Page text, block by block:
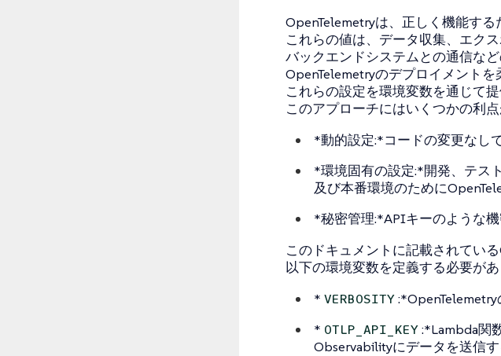
OpenTelemetryは、正しく機能する
これらの値は、データ収集、エクス
バックエンドシステムとの通信など
OpenTelemetryのデプロイメントを
これらの設定を環境変数を通じて提
このアプローチにはいくつかの利点
*動的設定:*コードの変更なし
*環境固有の設定:*開発、テスト
及び本番環境のために
*秘密管理:*APIキーのような機
このドキュメントに記載されてい
以下の環境変数を定義する必要があ
* VERBOSITY :*OpenTelemetry
* OTLP_API_KEY :*Lambda関
Observabilityにデータを送信す